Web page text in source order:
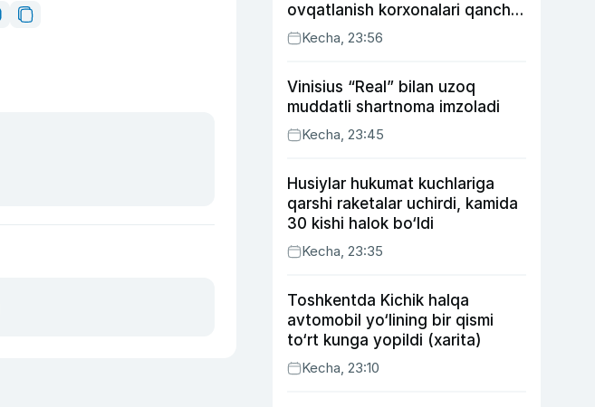
ovqatlanish korxonalari qancha
soliq toʻlagani ochiqlandi
Kecha, 23:56
Vinisius “Real” bilan uzoq
muddatli shartnoma imzoladi
Kecha, 23:45
Husiylar hukumat kuchlariga
qarshi raketalar uchirdi, kamida
30 kishi halok bo‘ldi
Kecha, 23:35
Toshkentda Kichik halqa
avtomobil yo‘lining bir qismi
to‘rt kunga yopildi (xarita)
Kecha, 23:10